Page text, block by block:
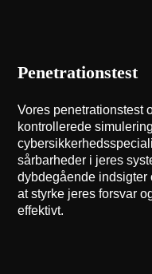
Penetrationstest
Vores penetrationstest
kontrollerede
sårbarheder i jeres
dybdegående
at styrke jeres forsvar
effektivt.